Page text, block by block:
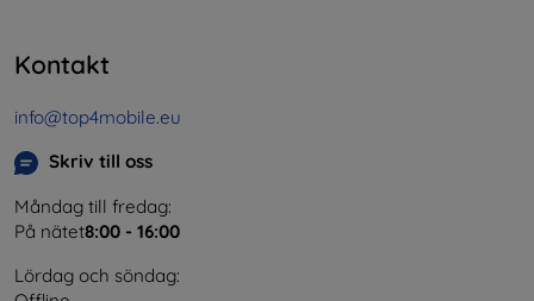
Kontakt
info@top4mobile.eu
Skriv till oss
Måndag till fredag:
På nätet8:00 - 16:00
Lördag och söndag: